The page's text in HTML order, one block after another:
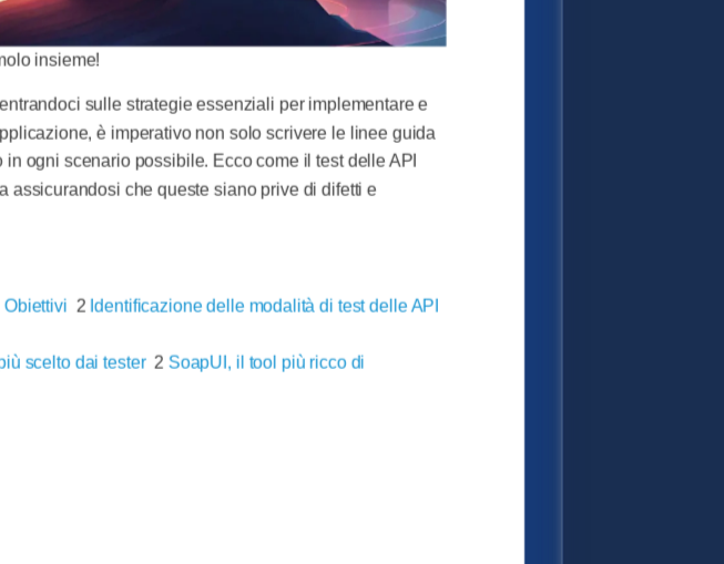
insieme!
sulle strategie essenziali per implementare e
è imperativo non solo scrivere le linee guida
ogni scenario possibile. Ecco come il test delle API
assicurandosi che queste siano prive di difetti e
2 Identificazione delle modalità di test delle API
scelto dai tester 2SoapUI, il tool più ricco di